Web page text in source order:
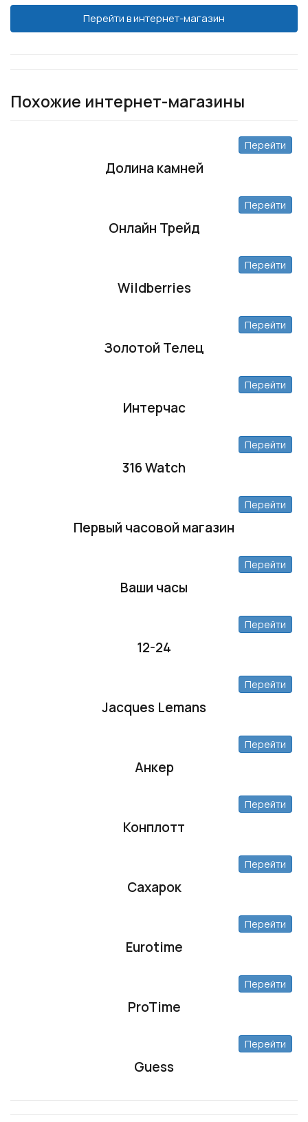
Перейти в интернет-магазин
Похожие интернет-магазины
Долина камней
Перейти
Онлайн Трейд
Перейти
Wildberries
Перейти
Золотой Телец
Перейти
Интерчас
Перейти
316 Watch
Перейти
Первый часовой магазин
Перейти
Ваши часы
Перейти
12-24
Перейти
Jacques Lemans
Перейти
Анкер
Перейти
Конплотт
Перейти
Сахарок
Перейти
Eurotime
Перейти
ProTime
Перейти
Guess
Перейти